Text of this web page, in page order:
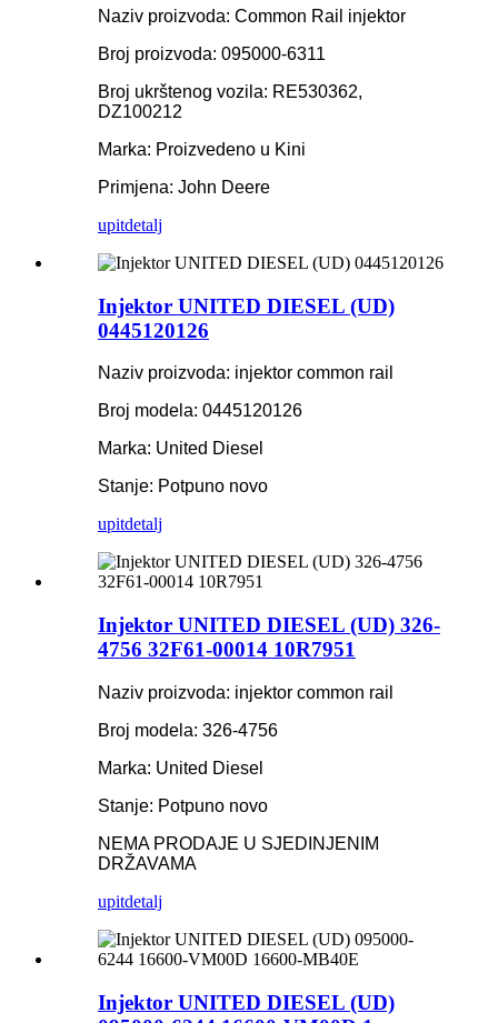
Naziv proizvoda: Common Rail injektor
Broj proizvoda: 095000-6311
Broj ukrštenog vozila: RE530362,
DZ100212
Marka: Proizvedeno u Kini
Primjena: John Deere
upitdetalj
Injektor UNITED DIESEL (UD)
0445120126
Naziv proizvoda: injektor common rail
Broj modela: 0445120126
Marka: United Diesel
Stanje: Potpuno novo
upitdetalj
Injektor UNITED DIESEL (UD) 326-
4756 32F61-00014 10R7951
Naziv proizvoda: injektor common rail
Broj modela: 326-4756
Marka: United Diesel
Stanje: Potpuno novo
NEMA PRODAJE U SJEDINJENIM
DRŽAVAMA
upitdetalj
Injektor UNITED DIESEL (UD)